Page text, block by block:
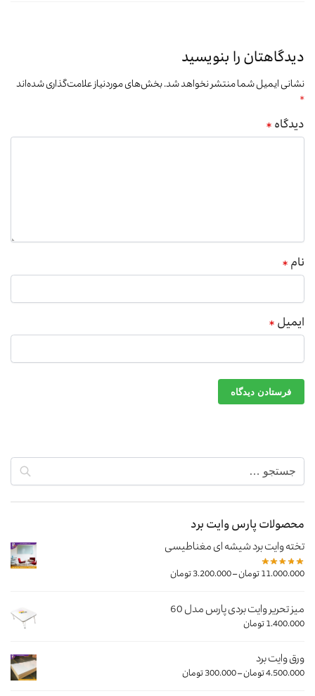
دیدگاهتان را بنویسید
نشانی ایمیل شما منتشر نخواهد شد.بخش‌های موردنیاز علامت‌گذاری شده‌اند
*
دیدگاه *
نام *
ایمیل *
محصولات پارس وایت برد
تخته وایت برد شیشه ای مغناطیسی
11.000.000تومان–
3.200.000تومان
میز تحریر وایت بردی پارس مدل 60
1.400.000تومان
ورق وایت برد
4.500.000تومان–
300.000تومان